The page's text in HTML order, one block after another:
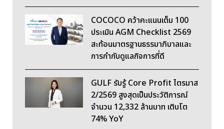
COCOCO คว้าคะแนนเต็ม 100
ประเมิน AGM Checklist 2569
สะท้อนมาตรฐานธรรมาภิบาลและ
การกำกับดูแลกิจการที่ดี
GULF รับรู้ Core Profit ไตรมาส
2/2569 สูงสุดเป็นประวัติการณ์
จำนวน 12,332 ล้านบาท เติบโต
74% YoY